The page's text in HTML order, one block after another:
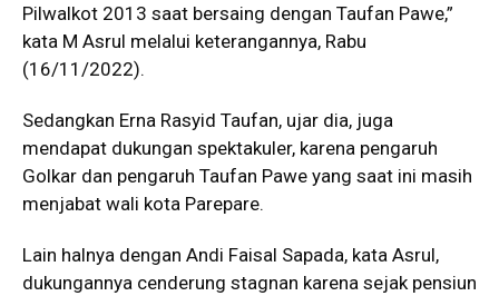
Pilwalkot 2013 saat bersaing dengan Taufan Pawe,”
kata M Asrul melalui keterangannya, Rabu
(16/11/2022).
Sedangkan Erna Rasyid Taufan, ujar dia, juga
mendapat dukungan spektakuler, karena pengaruh
Golkar dan pengaruh Taufan Pawe yang saat ini masih
menjabat wali kota Parepare.
Lain halnya dengan Andi Faisal Sapada, kata Asrul,
dukungannya cenderung stagnan karena sejak pensiun